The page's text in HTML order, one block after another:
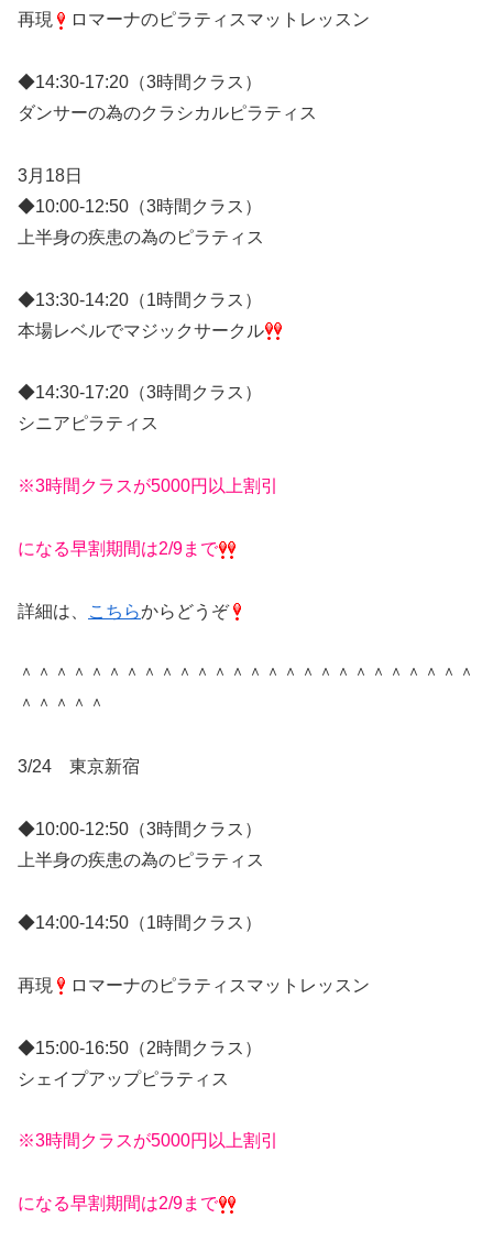
再現
ロマーナのピラティスマットレッスン
◆14:30-17:20（3時間クラス）
ダンサーの為のクラシカルピラティス
3月18日
◆10:00-12:50（3時間クラス）
上半身の疾患の為のピラティス
◆13:30-14:20（1時間クラス）
本場レベルでマジックサークル
◆14:30-17:20（3時間クラス）
シニアピラティス
※3時間クラスが5000円以上割引
になる早割期間は2/9まで
詳細は、 こちらからどうぞ
＾＾＾＾＾＾＾＾＾＾＾＾＾＾＾＾＾＾＾＾＾＾＾＾＾＾
＾＾＾＾＾
3/24 東京新宿
◆10:00-12:50（3時間クラス）
上半身の疾患の為のピラティス
◆14:00-14:50（1時間クラス）
再現 ロマーナのピラティスマットレッスン
◆15:00-16:50（2時間クラス）
シェイプアップピラティス
※3時間クラスが5000円以上割引
になる早割期間は2/9まで